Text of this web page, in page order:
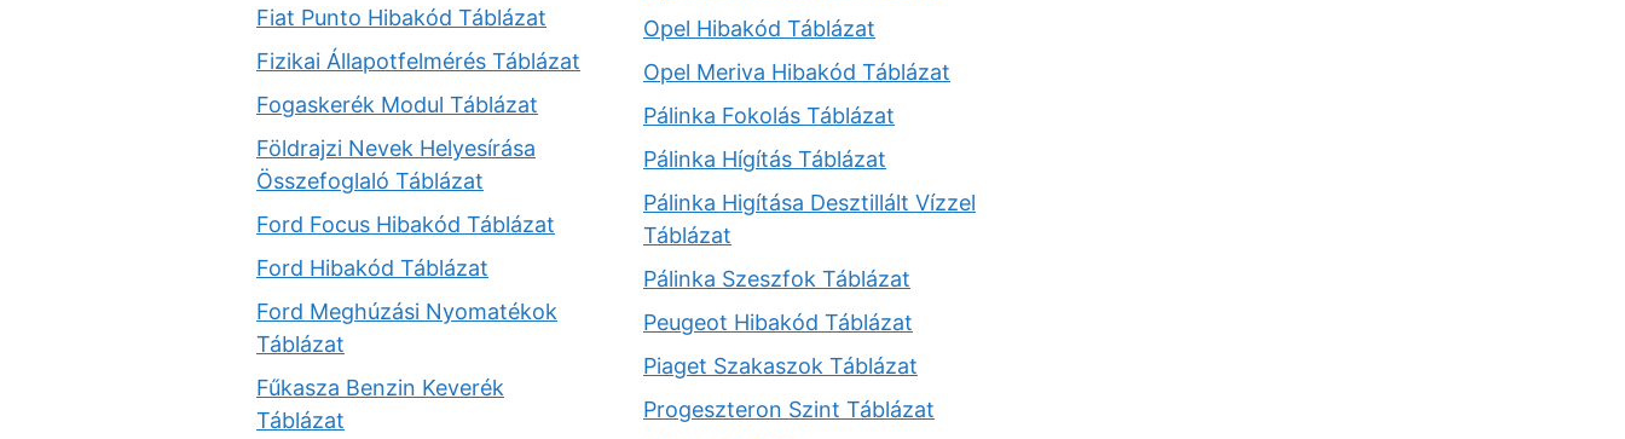
Fiat Punto Hibakód Táblázat
Fizikai Állapotfelmérés Táblázat
Fogaskerék Modul Táblázat
Földrajzi Nevek Helyesírása
Összefoglaló Táblázat
Ford Focus Hibakód Táblázat
Ford Hibakód Táblázat
Ford Meghúzási Nyomatékok
Táblázat
Fűkasza Benzin Keverék
Táblázat
Opel Hibakód Táblázat
Opel Meriva Hibakód Táblázat
Pálinka Fokolás Táblázat
Pálinka Hígítás Táblázat
Pálinka Higítása Desztillált Vízzel
Táblázat
Pálinka Szeszfok Táblázat
Peugeot Hibakód Táblázat
Piaget Szakaszok Táblázat
Progeszteron Szint Táblázat